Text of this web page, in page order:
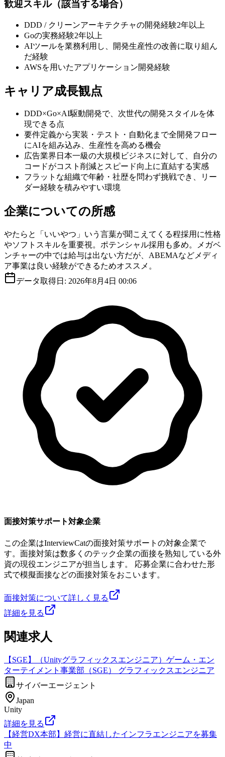
歓迎スキル（該当する場合）
DDD / クリーンアーキテクチャの開発経験2年以上
Goの実務経験2年以上
AIツールを業務利用し、開発生産性の改善に取り組ん
だ経験
AWSを用いたアプリケーション開発経験
キャリア成長観点
DDD×Go×AI駆動開発で、次世代の開発スタイルを体
現できる点
要件定義から実装・テスト・自動化まで全開発フロー
にAIを組み込み、生産性を高める機会
広告業界日本一級の大規模ビジネスに対して、自分の
コードがコスト削減とスピード向上に直結する実感
フラットな組織で年齢・社歴を問わず挑戦でき、リー
ダー経験を積みやすい環境
企業についての所感
やたらと「いいやつ」いう言葉が聞こえてくる程採用に性格
やソフトスキルを重要視。ポテンシャル採用も多め。メガベ
ンチャーの中では給与は出ない方だが、ABEMAなどメディ
ア事業は良い経験ができるためオススメ。
データ取得日: 2026年8月4日 00:06
面接対策サポート対象企業
この企業はInterviewCatの面接対策サポートの対象企業で
す。面接対策は数多くのテック企業の面接を熟知している外
資の現役エンジニアが担当します。 応募企業に合わせた形
式で模擬面接などの面接対策をおこいます。
面接対策について詳しく見る
詳細を見る
関連求人
【SGE】（Unityグラフィックスエンジニア）ゲーム・エン
ターテイメント事業部（SGE） グラフィックスエンジニア
サイバーエージェント
Japan
Unity
詳細を見る
【経営DX本部】経営に直結したインフラエンジニアを募集
中